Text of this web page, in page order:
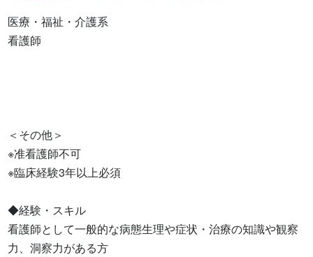
医療・福祉・介護系
看護師
＜その他＞
※准看護師不可
※臨床経験3年以上必須
◆経験・スキル
看護師として一般的な病態生理や症状・治療の知識や観察
力、洞察力がある方